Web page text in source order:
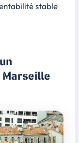
stable
Marseille